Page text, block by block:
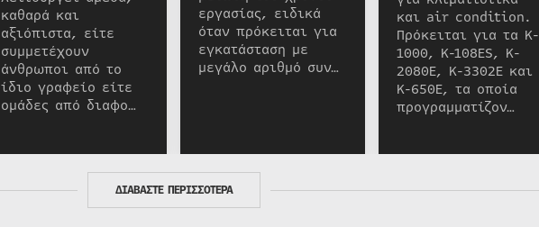
καθαρά και
αξιόπιστα, είτε
συμμετέχουν
άνθρωποι από το
ίδιο γραφείο είτε
ομάδες από διαφο…
εργασίας, ειδικά
όταν πρόκειται για
εγκατάσταση με
μεγάλο αριθμό συν…
και air condition.
Πρόκειται για τα K-
1000, K-108ES, K-
2080E, K-3302E και
K-650E, τα οποία
προγραμματίζον…
ΔΙΑΒΑΣΤΕ ΠΕΡΙΣΣΟΤΕΡΑ